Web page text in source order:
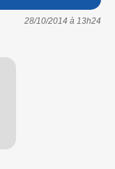
28/10/2014 à 13h24